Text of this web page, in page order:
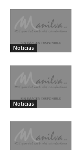
Noticias
Noticias